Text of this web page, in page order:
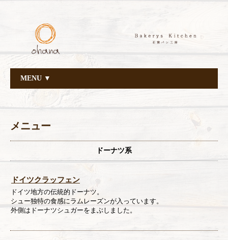
MENU ▼
メニュー
ドーナツ系
ドイツクラッフェン
ドイツ地方の伝統的ドーナツ。
シュー独特の食感にラムレーズンが入っています。
外側はドーナツシュガーをまぶしました。